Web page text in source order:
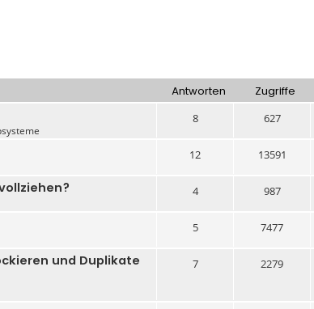
Antworten Zugriffe
8 627
12 13591
4 987
5 7477
und Duplikate
7 2279